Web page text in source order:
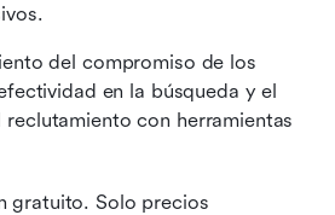
del compromiso de los
en la búsqueda y el
reclutamiento con herramientas
gratuito. Solo precios